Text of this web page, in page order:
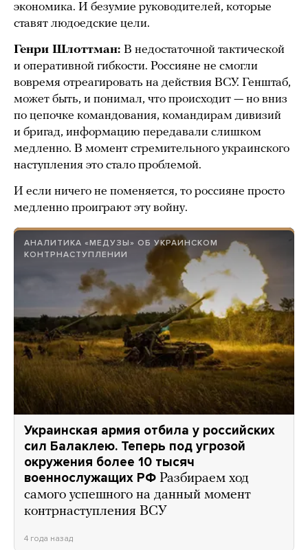
экономика. И безумие руководителей, которые
ставят людоедские цели.
Генри Шлоттман: В недостаточной тактической
и оперативной гибкости. Россияне не смогли
вовремя отреагировать на действия ВСУ. Генштаб,
может быть, и понимал, что происходит — но вниз
по цепочке командования, командирам дивизий
и бригад, информацию передавали слишком
медленно. В момент стремительного украинского
наступления это стало проблемой.
И если ничего не поменяется, то россияне просто
медленно проиграют эту войну.
АНАЛИТИКА «МЕДУЗЫ» ОБ УКРАИНСКОМ
КОНТРНАСТУПЛЕНИИ
Украинская армия отбила у российских
сил Балаклею. Теперь под угрозой
окружения более 10 тысяч
военнослужащих РФ Разбираем ход
самого успешного на данный момент
контрнаступления ВСУ
4 года назад